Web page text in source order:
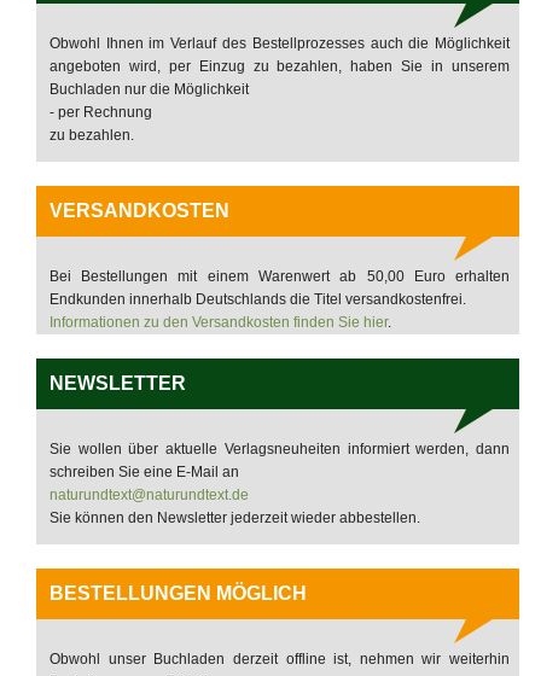
Obwohl Ihnen im Verlauf des Bestellprozesses auch die Möglichkeit
angeboten wird, per Einzug zu bezahlen, haben Sie in unserem
Buchladen nur die Möglichkeit
- per Rechnung
zu bezahlen.
VERSANDKOSTEN
Bei Bestellungen mit einem Warenwert ab 50,00 Euro erhalten
Endkunden innerhalb Deutschlands die Titel versandkostenfrei.
Informationen zu den Versandkosten finden Sie hier.
NEWSLETTER
Sie wollen über aktuelle Verlagsneuheiten informiert werden, dann
schreiben Sie eine E-Mail an
naturundtext@naturundtext.de
Sie können den Newsletter jederzeit wieder abbestellen.
BESTELLUNGEN MÖGLICH
Obwohl unser Buchladen derzeit offline ist, nehmen wir weiterhin